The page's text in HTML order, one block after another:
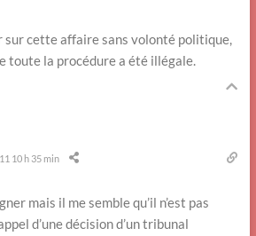
sur cette affaire sans volonté politique,
toute la procédure a été illégale.
10 h 35 min
mais il me semble qu’il n’est pas
d’une décision d’un tribunal